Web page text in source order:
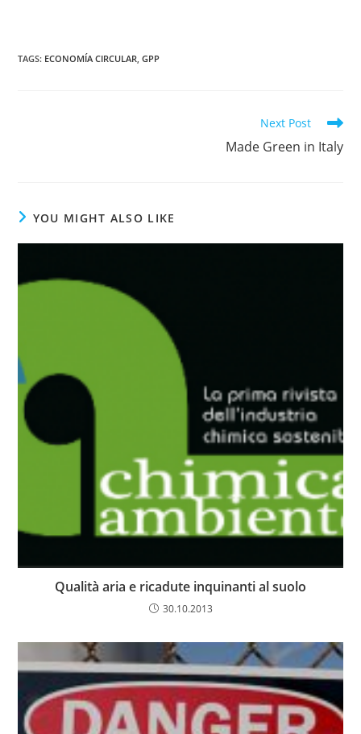
TAGS: ECONOMÍA CIRCULAR GPP
Next Post
Made Green in Italy
YOU MIGHT ALSO LIKE
Qualità aria e ricadute inquinanti al suolo
30.10.2013